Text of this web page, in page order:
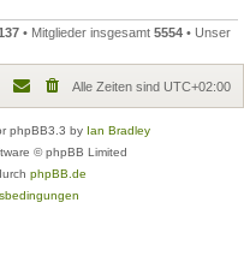
• Mitglieder insgesamt 5554 • Unser
Alle Zeiten sind UTC+02:00
phpBB3.3 by Ian Bradley
© phpBB Limited
phpBB.de